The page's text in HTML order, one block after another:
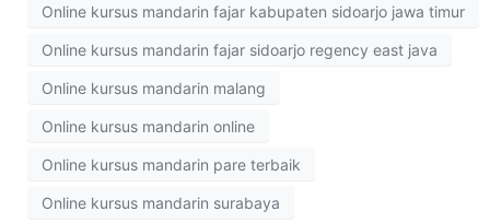
Online kursus mandarin fajar kabupaten sidoarjo jawa timur
Online kursus mandarin fajar sidoarjo regency east java
Online kursus mandarin malang
Online kursus mandarin online
Online kursus mandarin pare terbaik
Online kursus mandarin surabaya